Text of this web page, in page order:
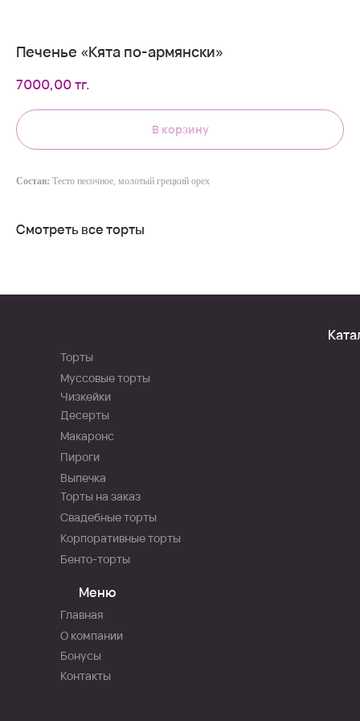
Печенье «Кята по-армянски»
7000,00тг.
В корзину
Состав: Тесто песочное, молотый грецкий орех
Смотреть все торты
Меню
Торты
Муссовые торты
Чизкейки
Десерты
Макаронс
Пироги
Выпечка
Главная
О компании
Бонусы
Контакты
Торты на заказ
Свадебные торты
Корпоративные торты
Бенто-торты